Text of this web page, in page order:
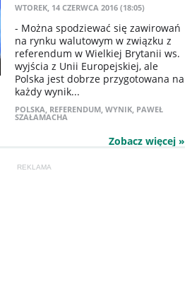
WTOREK, 14 CZERWCA 2016 (18:05)
- Można spodziewać się zawirowań
na rynku walutowym w związku z
referendum w Wielkiej Brytanii ws.
wyjścia z Unii Europejskiej, ale
Polska jest dobrze przygotowana na
każdy wynik...
POLSKA, REFERENDUM, WYNIK, PAWEŁ
SZAŁAMACHA
Zobacz więcej »
REKLAMA